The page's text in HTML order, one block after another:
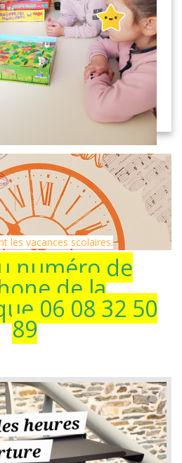
les vacances scolaires.
numéro de
de la
06 08 32 50
89